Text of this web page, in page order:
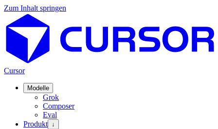
Zum Inhalt springen
Cursor
Modelle
Grok
Composer
Eval
Produkt ↓